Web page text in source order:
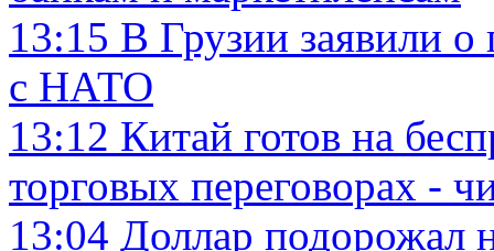
13:15 В Грузии заявили о
с НАТО
13:12 Китай готов на
торговых переговорах -
13:04 Доллар подорожал